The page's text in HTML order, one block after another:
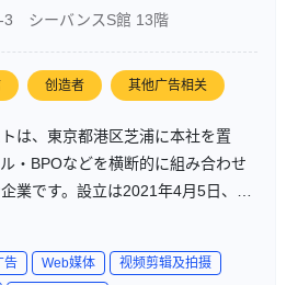
3 シーバンスS館 13階
创造者 其他广告相关
は、東京都港区芝浦に本社を置
・BPOなどを横断的に組み合わせ
業です。設立は2021年4月5日、資
名（2023年4月1日時点）です。多
って、顧客の事業成長を支えるソ
告 Web媒体
视频剪辑及拍摄